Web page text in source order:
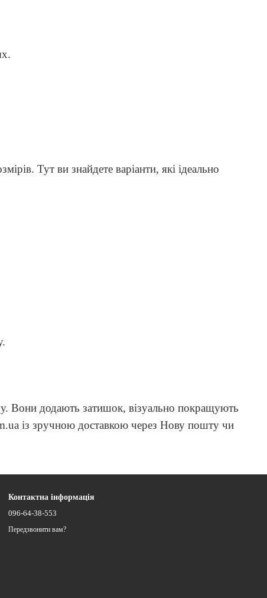
Тут ви знайдете варіанти, які ідеально
Вони додають затишок, візуально покращують
із зручною доставкою через Нову пошту чи
Контактна інформація
096-64-38-553
Передзвонити вам?